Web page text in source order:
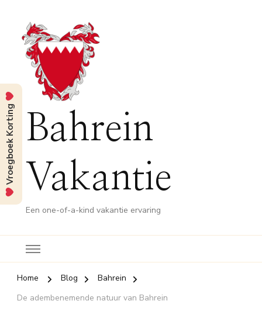
Bahrein
Vakantie
Een one-of-a-kind vakantie ervaring
Home Blog
Bahrein
De adembenemende natuur van Bahrein
Vroegboek Korting